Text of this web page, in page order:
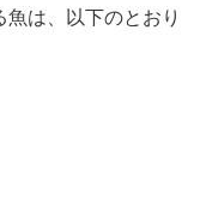
は、以下のとおり